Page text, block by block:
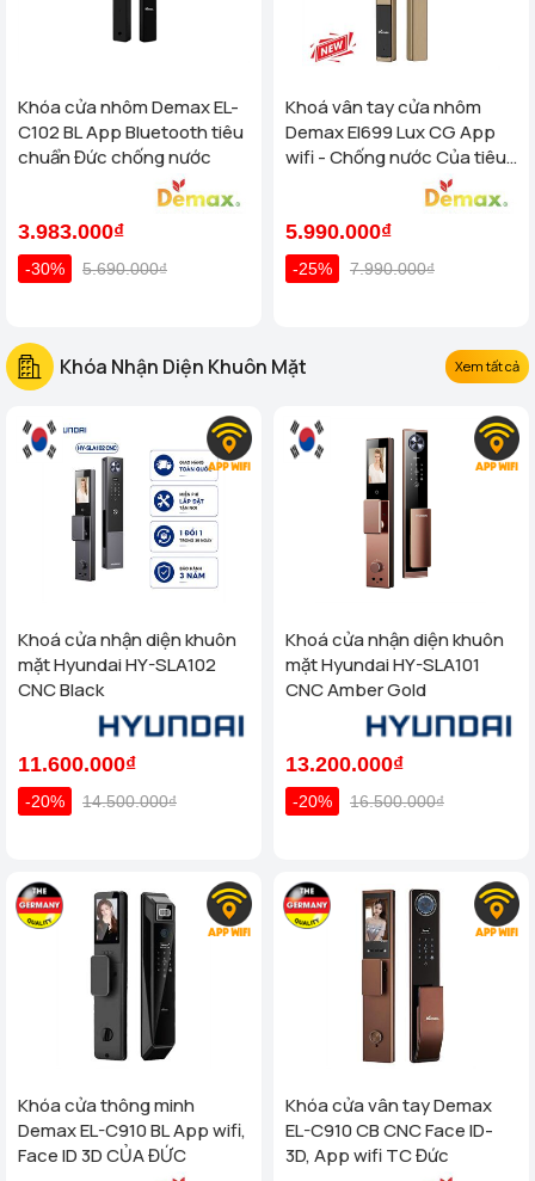
Khóa cửa nhôm Demax EL-
C102 BL App Bluetooth tiêu
chuẩn Đức chống nước
3.983.000₫
-30% 5.690.000₫
Khoá vân tay cửa nhôm
Demax El699 Lux CG App
wifi - Chống nước Của tiêu
5.990.000₫
-25% 7.990.000₫
Khóa Nhận Diện Khuôn Mặt Xem tất cả
Khoá cửa nhận diện khuôn
mặt Hyundai HY-SLA102
CNC Black
11.600.000₫
-20% 14.500.000₫
Khoá cửa nhận diện khuôn
mặt Hyundai HY-SLA101
CNC Amber Gold
13.200.000₫
-20% 16.500.000₫
Khóa cửa thông minh
Demax EL-C910 BL App wifi,
Face ID 3D CỦA ĐỨC
Khóa cửa vân tay Demax
EL-C910 CB CNC Face ID-
3D, App wifi TC Đức